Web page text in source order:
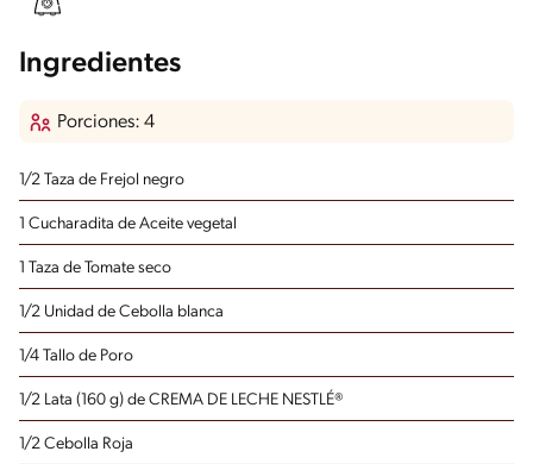
Ingredientes
Porciones: 4
1/2 Taza de Frejol negro
1 Cucharadita de Aceite vegetal
1 Taza de Tomate seco
1/2 Unidad de Cebolla blanca
1/4 Tallo de Poro
1/2 Lata (160 g) de CREMA DE LECHE NESTLÉ®
1/2 Cebolla Roja